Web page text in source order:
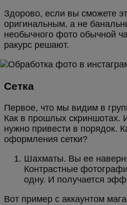
Здорово, если вы сможете
оригинальным, а не
необычного фото обычной
ракурс решают.
Сетка
Первое, что мы видим в
Как в прошлых скриншотах.
нужно привести в порядок.
оформления сетки?
Шахматы. Вы ее
Контрастные
одну. И получается
Вот пример с аккаунтом